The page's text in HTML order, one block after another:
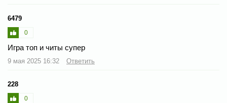
6479
0
Игра топ и читы супер
9 мая 2025 16:32 Ответить
228
0